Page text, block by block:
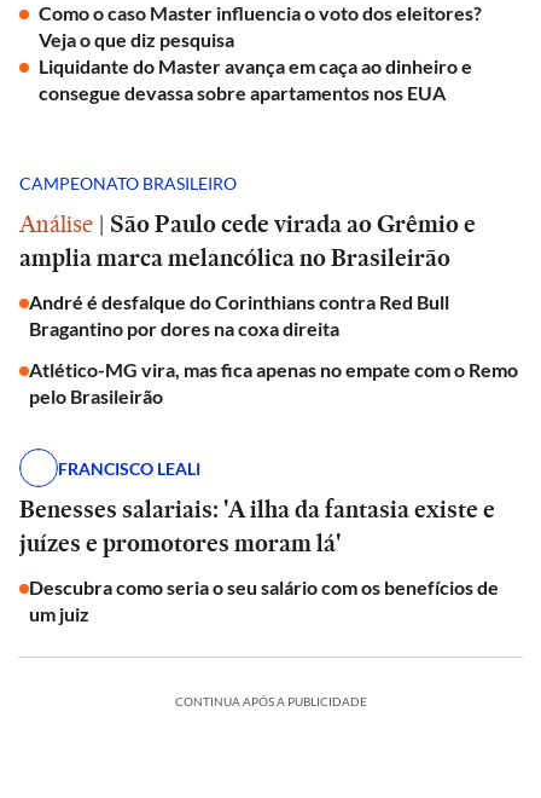
Como o caso Master influencia o voto dos eleitores?
Veja o que diz pesquisa
Liquidante do Master avança em caça ao dinheiro e
consegue devassa sobre apartamentos nos EUA
CAMPEONATO BRASILEIRO
Análise | São Paulo cede virada ao Grêmio e
amplia marca melancólica no Brasileirão
André é desfalque do Corinthians contra Red Bull
Bragantino por dores na coxa direita
Atlético-MG vira, mas fica apenas no empate com o Remo
pelo Brasileirão
FRANCISCO LEALI
Benesses salariais: 'A ilha da fantasia existe e
juízes e promotores moram lá'
Descubra como seria o seu salário com os benefícios de
um juiz
CONTINUA APÓS A PUBLICIDADE